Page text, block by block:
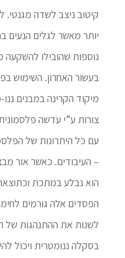
קיטוב ניצב לשדה מגנטי.
יותר מאשר לגלים הנעים
נוספות שהובילו
בעשור האחרון. השימוש
מיקוד הקרינה במבנים
צורות ע”י עדשה
עם כל היתרונות של
– העיבודים. כאשר אור
הוא נבלע במתכת
הפסדים אלה גורמים
לשנות את ההתנהגות של
בסקלה ננומטרית ויכול